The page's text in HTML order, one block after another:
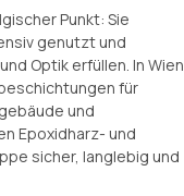
Punkt: Sie
genutzt und
Optik erfüllen. In Wien
für
und
Epoxidharz- und
sicher, langlebig und